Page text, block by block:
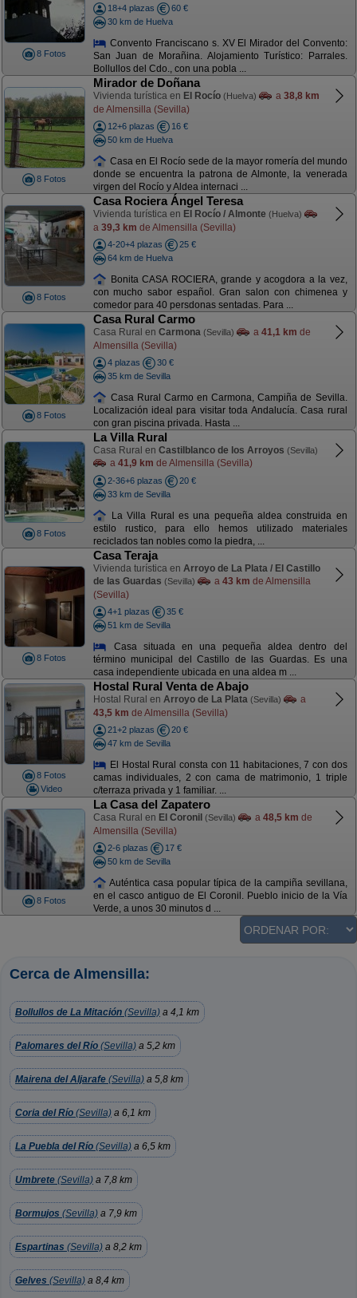
8 Fotos
18+4 plazas
60 €
30 km de Huelva
Convento Franciscano s. XV El Mirador del Convento:
San Juan de Morañina. Alojamiento Turístico: Parrales.
Bollullos del Cdo., con una pobla ...
8 Fotos
Mirador de Doñana
Vivienda turística en El Rocío (Huelva) a 38,8 km
de Almensilla (Sevilla)
12+6 plazas
16 €
50 km de Huelva
Casa en El Rocío sede de la mayor romería del mundo
donde se encuentra la patrona de Almonte, la venerada
virgen del Rocío y Aldea internaci ...
8 Fotos
Casa Rociera Ángel Teresa
Vivienda turística en El Rocío / Almonte (Huelva)
a 39,3 km de Almensilla (Sevilla)
4-20+4 plazas
25 €
64 km de Huelva
Bonita CASA ROCIERA, grande y acogdora a la vez,
con mucho sabor español. Gran salon con chimenea y
comedor para 40 persdonas sentadas. Para ...
8 Fotos
Casa Rural Carmo
Casa Rural en Carmona (Sevilla) a 41,1 km de
Almensilla (Sevilla)
4 plazas
30 €
35 km de Sevilla
Casa Rural Carmo en Carmona, Campiña de Sevilla.
Localización ideal para visitar toda Andalucía. Casa rural
con gran piscina privada. Hasta ...
8 Fotos
La Villa Rural
Casa Rural en Castilblanco de los Arroyos (Sevilla)
a 41,9 km de Almensilla (Sevilla)
2-36+6 plazas
20 €
33 km de Sevilla
La Villa Rural es una pequeña aldea construida en
estilo rustico, para ello hemos utilizado materiales
reciclados tan nobles como la piedra, ...
8 Fotos
Casa Teraja
Vivienda turística en Arroyo de La Plata / El Castillo
de las Guardas (Sevilla) a 43 km de Almensilla
(Sevilla)
4+1 plazas
35 €
51 km de Sevilla
Casa situada en una pequeña aldea dentro del
término municipal del Castillo de las Guardas. Es una
casa independiente ubicada en una aldea m ...
8 Fotos
Video
Hostal Rural Venta de Abajo
Hostal Rural en Arroyo de La Plata (Sevilla)
a
43,5 km de Almensilla (Sevilla)
21+2 plazas
20 €
47 km de Sevilla
El Hostal Rural consta con 11 habitaciones, 7 con dos
camas individuales, 2 con cama de matrimonio, 1 triple
c/terraza privada y 1 familiar. ...
8 Fotos
La Casa del Zapatero
Casa Rural en El Coronil (Sevilla) a 48,5 km de
Almensilla (Sevilla)
2-6 plazas
17 €
50 km de Sevilla
Auténtica casa popular típica de la campiña sevillana,
en el casco antiguo de El Coronil. Pueblo inicio de la Vía
Verde, a unos 30 minutos d ...
Cerca de Almensilla:
Bollullos de La Mitación (Sevilla) a 4,1 km
Palomares del Río (Sevilla) a 5,2 km
Mairena del Aljarafe (Sevilla) a 5,8 km
Coria del Río (Sevilla) a 6,1 km
La Puebla del Río (Sevilla) a 6,5 km
Umbrete (Sevilla) a 7,8 km
Bormujos (Sevilla) a 7,9 km
Espartinas (Sevilla) a 8,2 km
Gelves (Sevilla) a 8,4 km